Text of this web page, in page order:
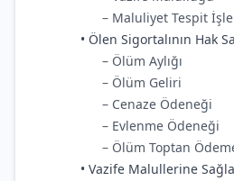
– Maluliyet Tespit
• Ölen Sigortalının Hak
– Ölüm Aylığı
– Ölüm Geliri
– Cenaze Ödeneği
– Evlenme Ödeneği
– Ölüm Toptan
• Vazife Malullerine